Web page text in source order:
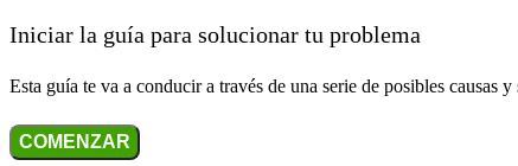
Iniciar la guía para solucionar tu problema
Esta guía te va a conducir a través de una serie de posibles causas
COMENZAR